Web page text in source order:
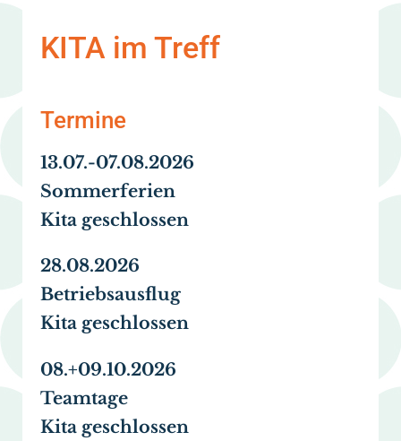
KITA im Treff
Termine
13.07.-07.08.2026
Sommerferien
Kita geschlossen
28.08.2026
Betriebsausflug
Kita geschlossen
08.+09.10.2026
Teamtage
Kita geschlossen